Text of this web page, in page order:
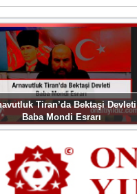
Tiran’da Bektaşi Devleti
Baba Mondi Esrarı